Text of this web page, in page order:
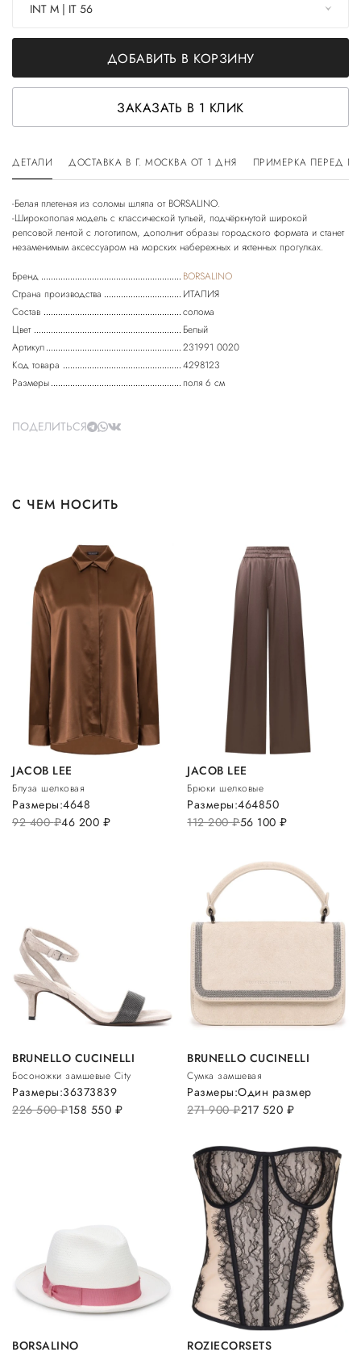
INT M | IT 56
ДОБАВИТЬ В КОРЗИНУ
ЗАКАЗАТЬ В 1 КЛИК
ДЕТАЛИ ДОСТАВКА В Г. МОСКВА ОТ 1 ДНЯ ПРИМЕРКА ПЕРЕД
-Белая плетеная из соломы шляпа от BORSALINO.
-Широкополая модель с классической тульей, подчёркнутой широкой
репсовой лентой с логотипом, дополнит образы городского формата и станет
Бренд
BORSALINO
Страна производства
ИТАЛИЯ
Состав
солома
Цвет
Белый
Артикул
231991 0020
Код товара
4298123
Размеры
поля 6 см
ПОДЕЛИТЬСЯ
С ЧЕМ НОСИТЬ
JACOB LEE
Блуза шелковая
92 400руб.46 200 руб.
Размеры:4648
JACOB LEE
Брюки шелковые
112 200руб.56 100руб.
Размеры:464850
BRUNELLO CUCINELLI
Босоножки замшевые City
226 500руб.158 550 руб.
Размеры:36373839
BRUNELLO CUCINELLI
Сумка замшевая
271 900руб.217 520 руб.
Размеры:Один размер
BORSALINO ROZIECORSETS